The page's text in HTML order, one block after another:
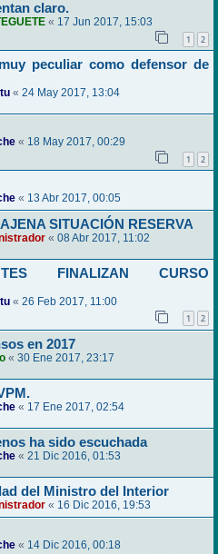
claro.
« 17 Jun 2017, 15:03
1 2
peculiar como defensor de
« 24 May 2017, 13:04
« 18 May 2017, 00:29
1 2
« 13 Abr 2017, 00:05
SITUACIÓN RESERVA
« 08 Abr 2017, 11:02
FINALIZAN CURSO
« 26 Feb 2017, 11:00
1 2
en 2017
« 30 Ene 2017, 23:17
« 17 Ene 2017, 02:54
ha sido escuchada
« 21 Dic 2016, 01:53
del Ministro del Interior
« 16 Dic 2016, 19:53
« 14 Dic 2016, 00:18